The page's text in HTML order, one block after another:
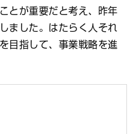
とが重要だと考え、昨年
ました。はたらく人それ
目指して、事業戦略を進